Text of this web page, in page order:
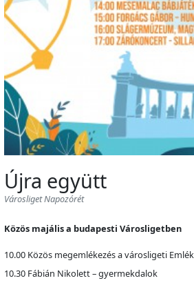
Újra együtt
Városliget Napozórét
Közös majális a budapesti Városligetben
10.00 Közös megemlékezés a városligeti
10.30 Fábián Nikolett – gyermekdalok